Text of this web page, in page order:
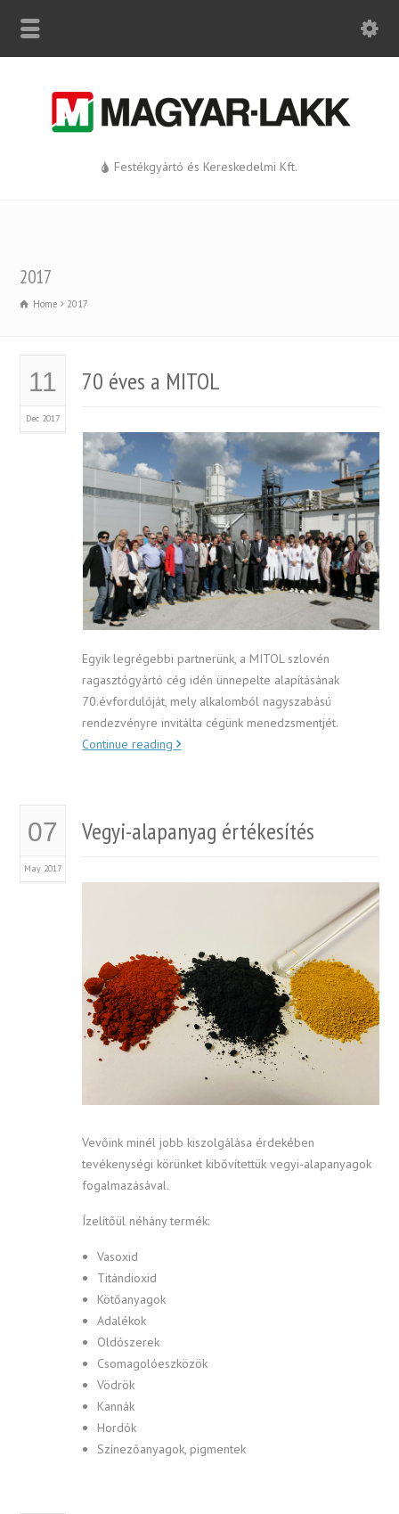
Festékgyártó és Kereskedelmi Kft.
2017
Home 2017
11
Dec 2017
70 éves a MITOL
Egyik legrégebbi partnerünk, a MITOL szlovén
ragasztógyártó cég idén ünnepelte alapításának
70.évfordulóját, mely alkalomból nagyszabású
rendezvényre invitálta cégünk menedzsmentjét.
Continue reading
07
May 2017
Vegyi-alapanyag értékesítés
Vevőink minél jobb kiszolgálása érdekében
tevékenységi körünket kibővítettük vegyi-alapanyagok
fogalmazásával.
Ízelítőül néhány termék:
Vasoxid
Titándioxid
Kötőanyagok
Adalékok
Oldószerek
Csomagolóeszközök
Vödrök
Kannák
Hordók
Színezőanyagok, pigmentek